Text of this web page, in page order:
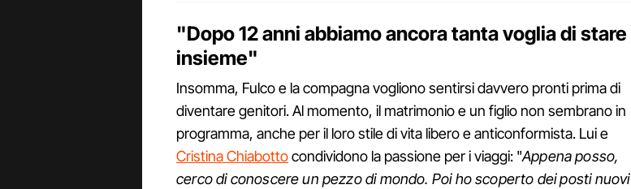
"Dopo 12 anni abbiamo ancora tanta voglia di stare
insieme"
Insomma, Fulco e la compagna vogliono sentirsi davvero pronti prima di
diventare genitori. Al momento, il matrimonio e un figlio non sembrano in
programma, anche per il loro stile di vita libero e anticonformista. Lui e
Cristina Chiabottocondividono la passione per i viaggi: "Appena posso,
cerco di conoscere un pezzo di mondo. Poi ho scoperto dei posti nuovi